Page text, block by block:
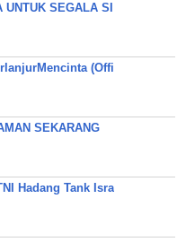
SEGALA SI
(Offi
SEKARANG
Hadang Tank Isra